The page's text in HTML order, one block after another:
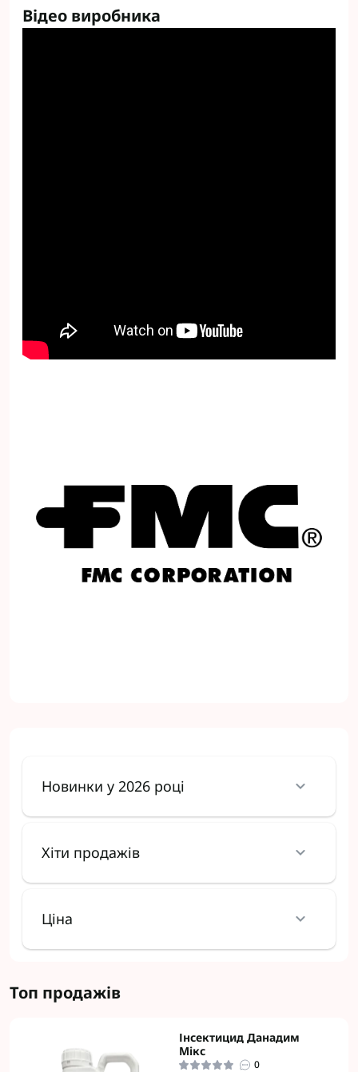
Відео виробника
Новинки у 2026 році
Хіти продажів
Ціна
Топ продажів
Інсектицид Данадим
Мікс
0